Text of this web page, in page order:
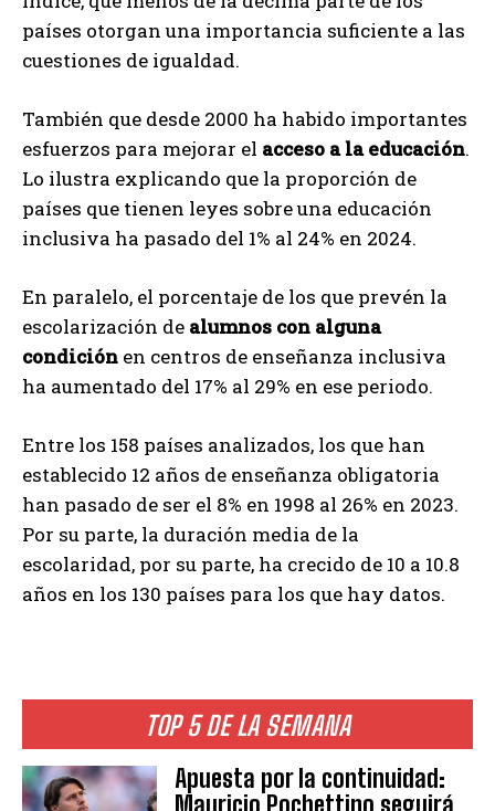
TOP 5 DE LA SEMANA
Apuesta por la continuidad:
países otorgan una importancia suficiente a las
cuestiones de igualdad.
También que desde 2000 ha habido importantes
esfuerzos para mejorar el acceso a la educación.
Lo ilustra explicando que la proporción de
países que tienen leyes sobre una educación
inclusiva ha pasado del 1% al 24% en 2024.
En paralelo, el porcentaje de los que prevén la
escolarización de alumnos con alguna
condición en centros de enseñanza inclusiva
ha aumentado del 17% al 29% en ese periodo.
Entre los 158 países analizados, los que han
establecido 12 años de enseñanza obligatoria
han pasado de ser el 8% en 1998 al 26% en 2023.
Por su parte, la duración media de la
escolaridad, por su parte, ha crecido de 10 a 10.8
años en los 130 países para los que hay datos.